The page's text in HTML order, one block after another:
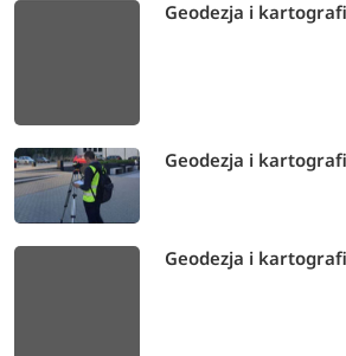
Geodezja i
Geodezja i
Geodezja i